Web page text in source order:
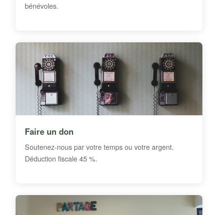
bénévoles.
Faire un don
Soutenez-nous par votre temps ou votre argent.
Déduction fiscale 45 %.